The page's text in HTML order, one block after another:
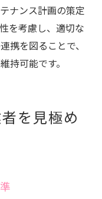
ナンス計画の策定
を考慮し、適切な
携を図ることで、
持可能です。
を見極め